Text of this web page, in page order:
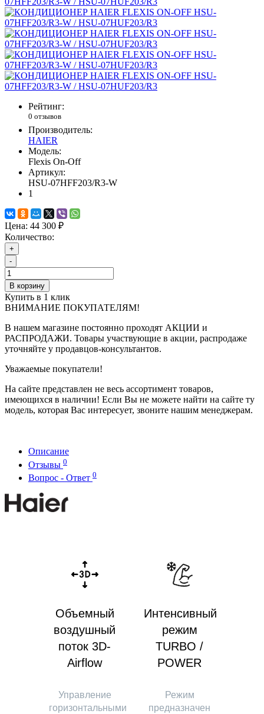
Рейтинг:
0 отзывов
Производитель:
HAIER
Модель:
Flexis On-Off
Артикул:
HSU-07HFF203/R3-W
1
Цена: 44 300 ₽
Количество:
+
-
В корзину
Купить в 1 клик
ВНИМАНИЕ ПОКУПАТЕЛЯМ!
В нашем магазине постоянно проходят АКЦИИ и
РАСПРОДАЖИ. Товары участвующие в акции, распродаже
уточняйте у продавцов-консультантов.
Уважаемые покупатели!
На сайте представлен не весь ассортимент товаров,
имеющихся в наличии! Если Вы не можете найти на сайте ту
модель, которая Вас интересует, звоните нашим менеджерам.
Описание
Отзывы 0
Вопрос - Ответ 0
Объемный
воздушный
поток 3D-
Airflow
Управление
горизонтальными
Интенсивный
режим
TURBO /
POWER
Режим
предназначен